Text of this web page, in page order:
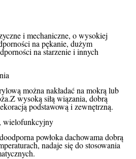
i mechaniczne, o wysokiej
na pękanie, dużym
na starzenie i innych
można nakładać na mokrą lub
wysoką siłą wiązania, dobrą
podstawową i zewnętrzną.
wielofunkcyjny
powłoka dachowama dobrą
nadaje się do stosowania